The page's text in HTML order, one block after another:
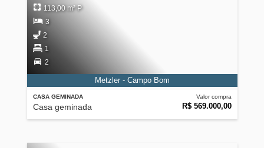
CASA GEMINADA
Casa geminada
Valor compra
R$ 569.000,00
113,00 m² P
3
2
1
2
Metzler - Campo Bom